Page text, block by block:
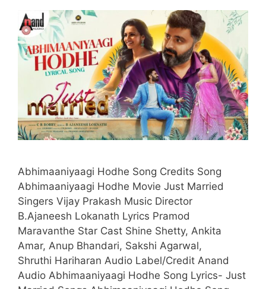
Abhimaaniyaagi Hodhe Song Credits Song
Abhimaaniyaagi Hodhe Movie Just Married
Singers Vijay Prakash Music Director
B.Ajaneesh Lokanath Lyrics Pramod
Maravanthe Star Cast Shine Shetty, Ankita
Amar, Anup Bhandari, Sakshi Agarwal,
Shruthi Hariharan Audio Label/Credit Anand
Audio Abhimaaniyaagi Hodhe Song Lyrics- Just